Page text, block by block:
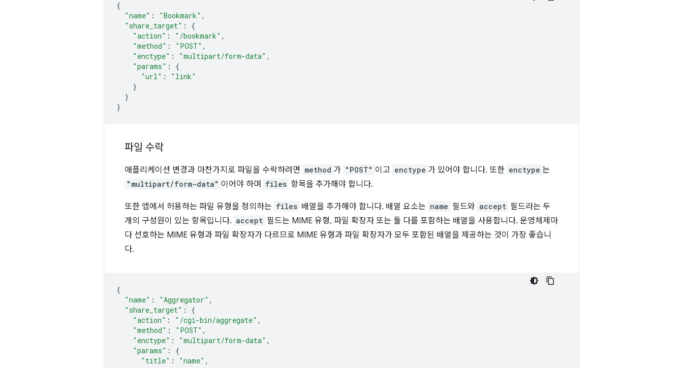
{
"name" : "Bookmark" ,
"share_target" :
{
"action" : "/bookmark" ,
"method" : "POST" ,
"enctype" : "multipart/form-data" ,
"params" :
{
"url" :
"link"
}
}
}
파일 수락
애플리케이션 변경과 마찬가지로 파일을 수락하려면 method 가 "POST" 이고 enctype 가 있어야 합니다. 또한 enctype 는
"multipart/form-data" 이어야 하며 files 항목을 추가해야 합니다.
또한 앱에서 허용하는 파일 유형을 정의하는 files 배열을 추가해야 합니다. 배열 요소는 name 필드와 accept 필드라는 두
개의 구성원이 있는 항목입니다. accept 필드는 MIME 유형, 파일 확장자 또는 둘 다를 포함하는 배열을 사용합니다. 운영체제마
다 선호하는 MIME 유형과 파일 확장자가 다르므로 MIME 유형과 파일 확장자가 모두 포함된 배열을 제공하는 것이 가장 좋습니
다.
{
"name" : "Aggregator" ,
"share_target" :
{
"action" : "/cgi-bin/aggregate" ,
"method" : "POST" ,
"enctype" : "multipart/form-data" ,
"params" :
{
"title" : "name" ,